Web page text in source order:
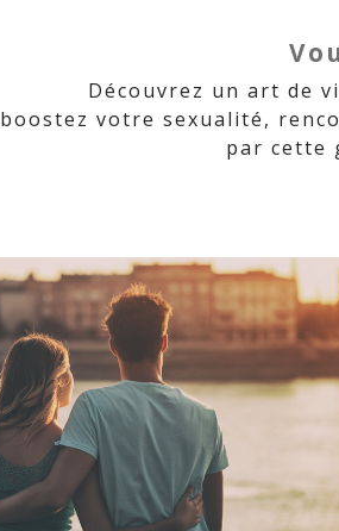
Découvrez un art de
boostez votre sexualité,
par cette